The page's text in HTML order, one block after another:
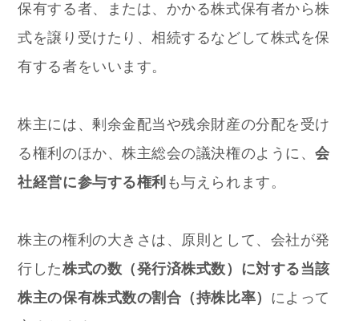
保有する者、または、かかる株式保有者から株
式を譲り受けたり、相続するなどして株式を保
有する者をいいます。
株主には、剰余金配当や残余財産の分配を受け
る権利のほか、株主総会の議決権のように、会
社経営に参与する権利 も与えられます。
株主の権利の大きさは、原則として、会社が発
行した株式の数（発行済株式数）に対する当該
株主の保有株式数の割合（持株比率） によって